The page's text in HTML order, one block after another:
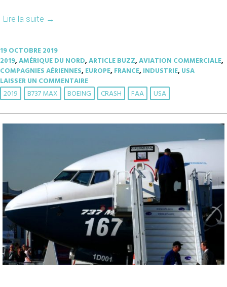
Lire la suite →
19 OCTOBRE 2019
2019,AMÉRIQUE DU NORD,ARTICLE BUZZ,AVIATION COMMERCIALE,
COMPAGNIES AÉRIENNES,EUROPE,FRANCE,INDUSTRIE,USA
LAISSER UN COMMENTAIRE
2019 B737 MAX BOEING CRASH FAA USA